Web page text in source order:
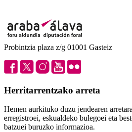
Probintzia plaza z/g 01001 Gasteiz
Herritarrentzako arreta
Hemen aurkituko duzu jendearen
erregistroei, eskualdeko bulegoei eta
batzuei buruzko informazioa.